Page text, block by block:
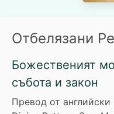
Отбелязани
Божественият
събота и закон
Превод от английски